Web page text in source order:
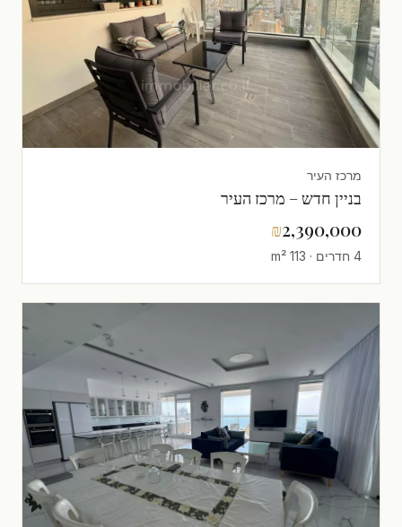
מרכז העיר
בניין חדש – מרכז העיר
₪2,390,000
4 חדרים · 113 m²